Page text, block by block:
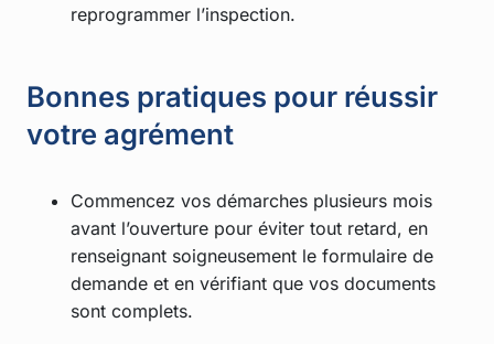
reprogrammer l’inspection.
Bonnes pratiques pour réussir
votre agrément
Commencez vos démarches plusieurs mois
avant l’ouverture pour éviter tout retard, en
renseignant soigneusement le formulaire de
demande et en vérifiant que vos documents
sont complets.